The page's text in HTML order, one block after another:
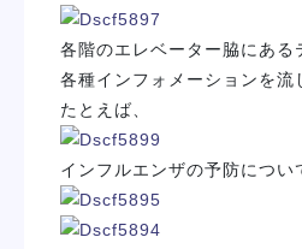
各階のエレベーター脇にある
各種インフォメーションを流
たとえば、
インフルエンザの予防につい